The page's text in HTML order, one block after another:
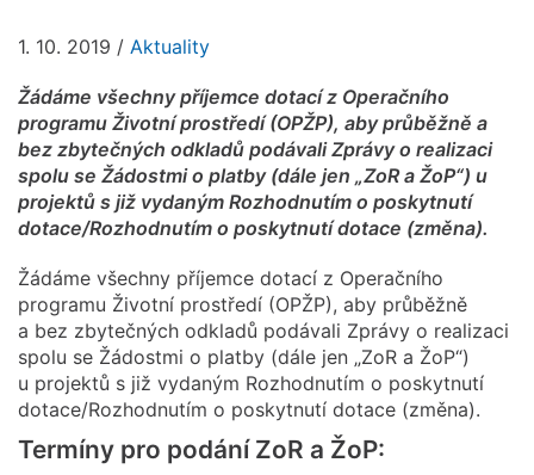
1. 10. 2019 / Aktuality
Žádáme všechny příjemce dotací z Operačního
programu Životní prostředí (OPŽP), aby průběžně a
bez zbytečných odkladů podávali Zprávy o realizaci
spolu se Žádostmi o platby (dále jen „ZoR a ŽoP“) u
projektů s již vydaným Rozhodnutím o poskytnutí
dotace/Rozhodnutím o poskytnutí dotace (změna).
Žádáme všechny příjemce dotací z Operačního
programu Životní prostředí (OPŽP), aby průběžně
a bez zbytečných odkladů podávali Zprávy o realizaci
spolu se Žádostmi o platby (dále jen „ZoR a ŽoP“)
u projektů s již vydaným Rozhodnutím o poskytnutí
dotace/Rozhodnutím o poskytnutí dotace (změna).
Termíny pro podání ZoR a ŽoP: